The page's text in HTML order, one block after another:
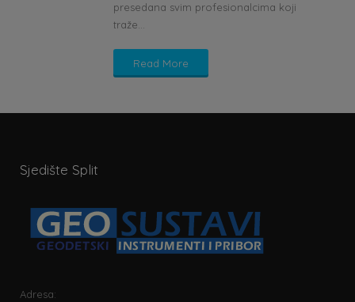
presedana svim profesionalcima koji
traže...
Read More
Sjedište Split
Adresa: